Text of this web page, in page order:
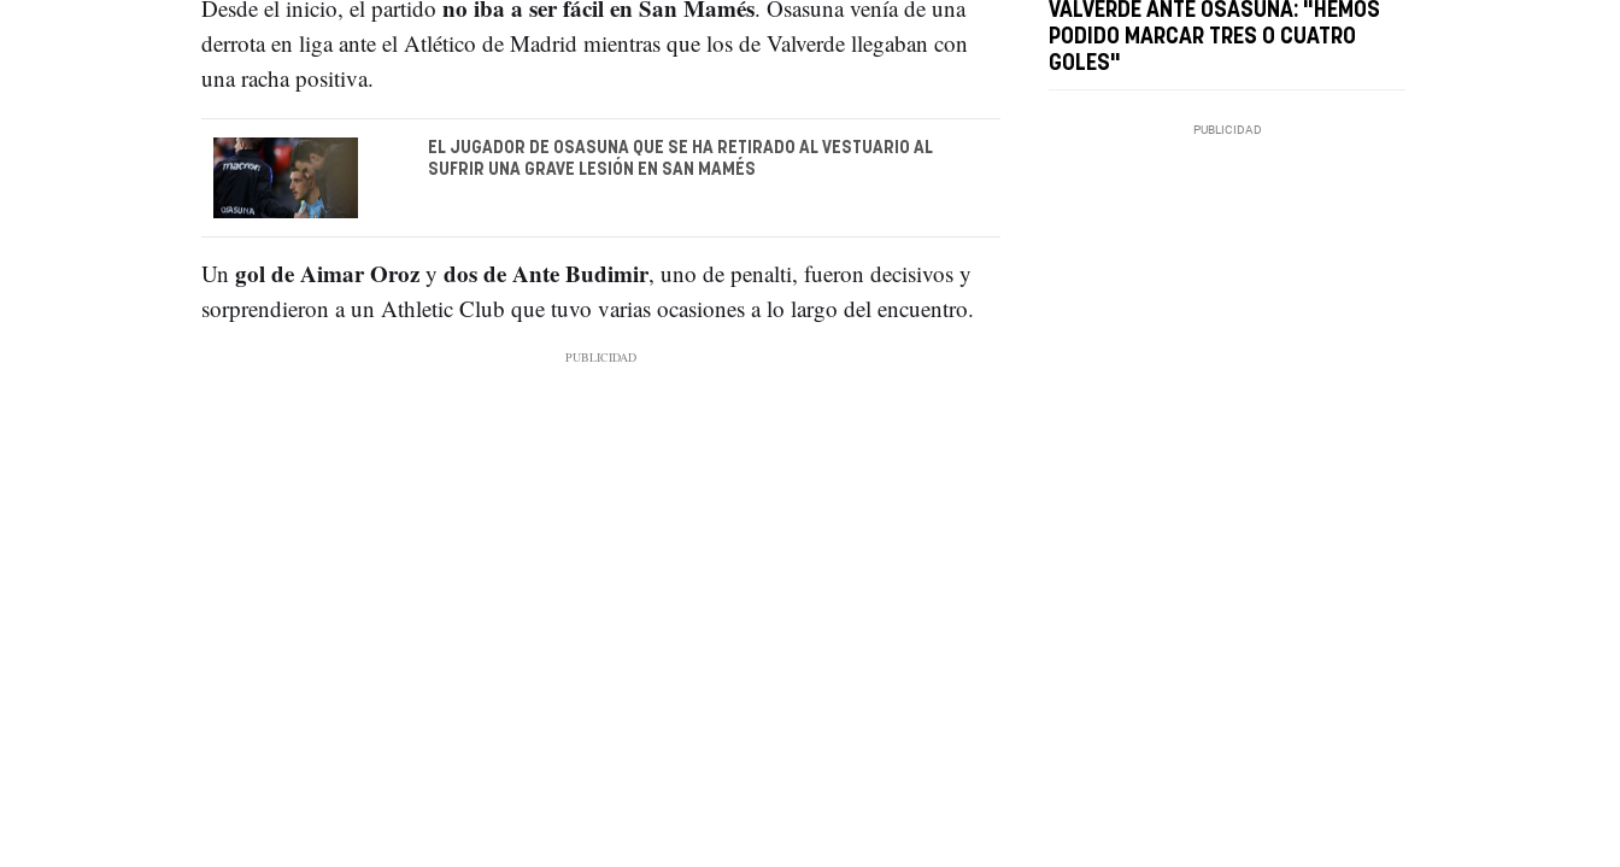
Desde el inicio, el partido no iba a ser fácil en San Mamés. Osasuna venía de una
derrota en liga ante el Atlético de Madrid mientras que los de Valverde llegaban con
una racha positiva.
EL JUGADOR DE OSASUNA QUE SE HA RETIRADO AL VESTUARIO AL
SUFRIR UNA GRAVE LESIÓN EN SAN MAMÉS
Un gol de Aimar Orozy dos de Ante Budimir, uno de penalti, fueron decisivos y
sorprendieron a un Athletic Club que tuvo varias ocasiones a lo largo del encuentro.
VALVERDE ANTE OSASUNA: "HEMOS
PODIDO MARCAR TRES O CUATRO
GOLES"